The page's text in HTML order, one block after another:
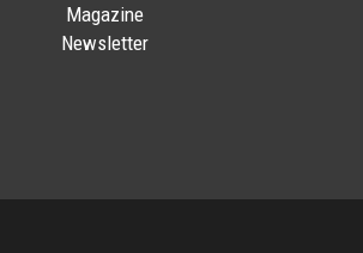
Magazine
Newsletter